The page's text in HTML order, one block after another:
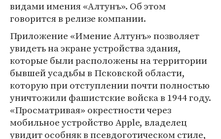
видами имения «Алтунъ». Об этом
говорится в релизе компании.
Приложение «Имение Алтунъ» позволяет
увидеть на экране устройства здания,
которые были расположены на территории
бывшей усадьбы в Псковской области,
которую при отступлении почти полностью
уничтожили фашистские войска в 1944 году.
«Просматривая» окрестности через
мобильное устройство Apple, владелец
увидит особняк в псевдоготическом стиле,